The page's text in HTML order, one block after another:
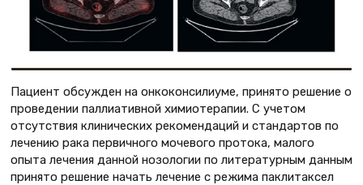
Пациент обсужден на онкоконсилиуме, принято решение о
проведении паллиативной химиотерапии. С учетом
отсутствия клинических рекомендаций и стандартов по
лечению рака первичного мочевого протока, малого
опыта лечения данной нозологии по литературным данным
принято решение начать лечение с режима паклитаксел